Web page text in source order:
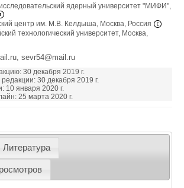
ядерный университет "МИФИ",
центр им. М.В. Келдыша, Москва, Россия
технологический университет, Москва,
sevr54@mail.ru
30 декабря 2019 г.
30 декабря 2019 г.
10 января 2020 г.
25 марта 2020 г.
Литература